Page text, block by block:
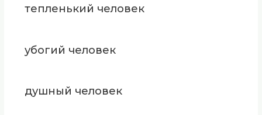
тепленький человек
убогий человек
душный человек